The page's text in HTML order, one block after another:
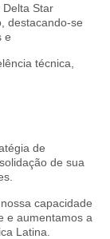
Star
destacando-se
e
técnica,
de
de sua
capacidade
e aumentamos a
Latina.